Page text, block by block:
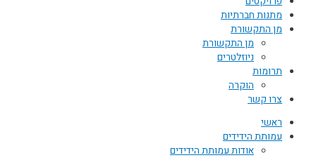
מתנות חברתיות
מן התקשורת
מן התקשורת
ניוזלטרים
תרומות
הוקרה
צרו קשר
ראשי
עמותת הידידים
אודות עמותת הידידים